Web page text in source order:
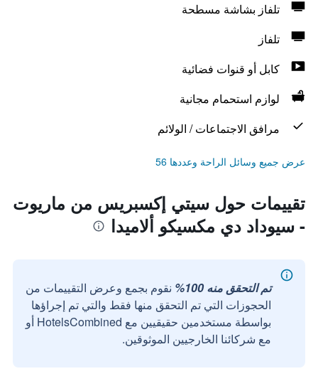
تلفاز بشاشة مسطحة
تلفاز
كابل أو قنوات فضائية
لوازم استحمام مجانية
مرافق الاجتماعات / الولائم
عرض جميع وسائل الراحة وعددها 56
تقييمات حول سيتي إكسبريس من ماريوت
- سيوداد دي مكسيكو ألاميدا
تم التحقق منه 100%
نقوم بجمع وعرض التقييمات من
الحجوزات التي تم التحقق منها فقط والتي تم إجراؤها
بواسطة مستخدمين حقيقيين مع HotelsCombined أو
مع شركائنا الخارجيين الموثوقين.